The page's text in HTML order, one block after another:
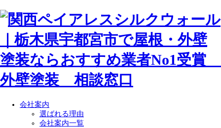
会社案内
選ばれる理由
会社案内一覧